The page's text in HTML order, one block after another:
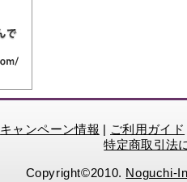
キャンペーン情報 ご利用ガイド
特定商取引法
Copyright©2010. Noguchi-